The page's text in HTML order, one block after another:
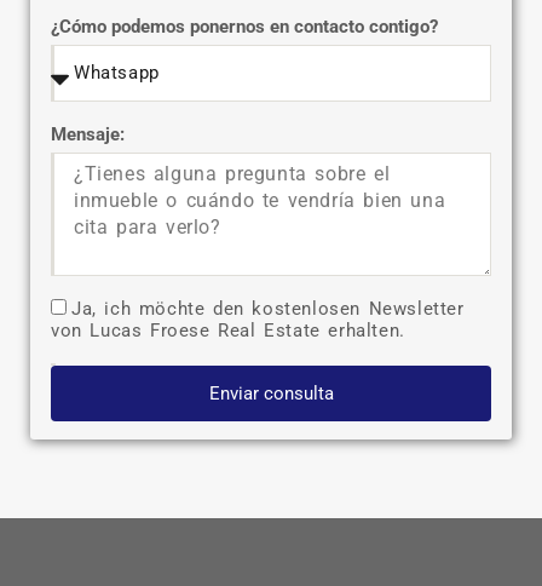
¿Cómo podemos ponernos en contacto contigo?
Mensaje:
Ja, ich möchte den kostenlosen Newsletter
von Lucas Froese Real Estate erhalten.
Enviar consulta